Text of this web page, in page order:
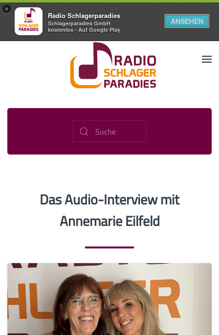
×
Radio Schlagerparadies
Schlagerparadies GmbH
kostenlos - Auf Google Play
ANSEHEN
Das Audio-Interview mit
Annemarie Eilfeld